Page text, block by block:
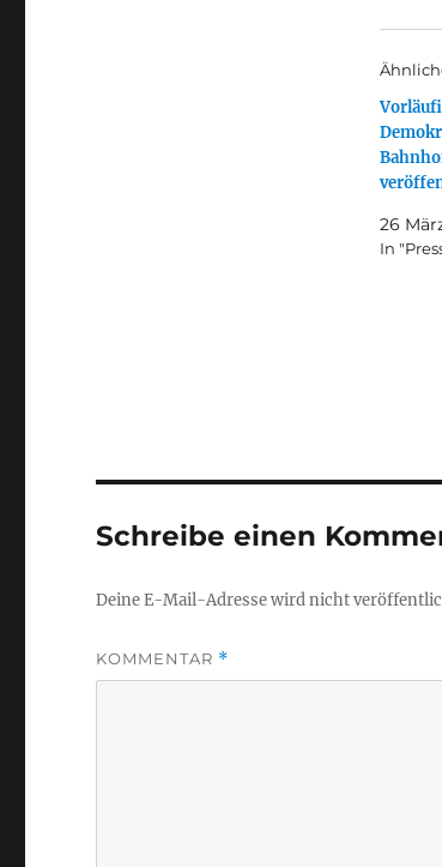
26
In
Schreibe einen
Deine E-Mail-Adresse wird nicht
KOMMENTAR *